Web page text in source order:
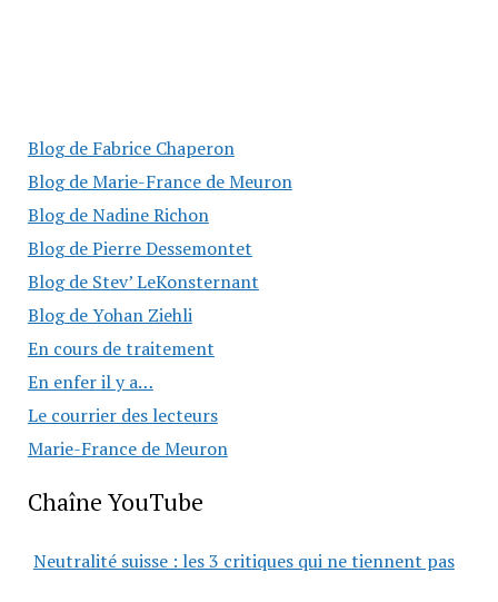
Blog de Fabrice Chaperon
Blog de Marie-France de Meuron
Blog de Nadine Richon
Blog de Pierre Dessemontet
Blog de Stev’ LeKonsternant
Blog de Yohan Ziehli
En cours de traitement
En enfer il y a…
Le courrier des lecteurs
Marie-France de Meuron
Chaîne YouTube
Neutralité suisse : les 3 critiques qui ne tiennent pas